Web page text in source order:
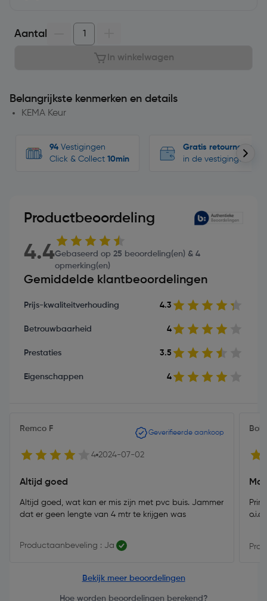
Aantal
In winkelwagen
Belangrijkste kenmerken en details
KEMA Keur
94 Vestigingen
Click & Collect 10min
Gratis retourneren
in de vestigingen
Productbeoordeling
4.4Gebaseerd op 25 beoordeling(en) & 4
opmerking(en)
Gemiddelde klantbeoordelingen
Prijs-kwaliteitverhouding 4.3
Betrouwbaarheid 4
Prestaties 3.5
Eigenschappen 4
Remco F Geverifieerde aankoop
4 2024-07-02
Altijd goed
Altijd goed, wat kan er mis zijn met pvc buis. Jammer
dat er geen lengte van 4 mtr te krijgen was
Productaanbeveling : Ja
o.i.d.
Bekijk meer beoordelingen
Hoe worden beoordelingen berekend?